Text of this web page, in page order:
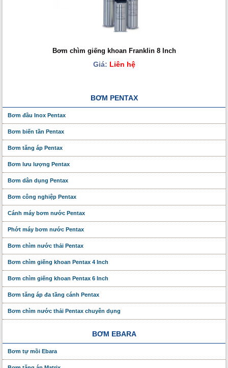
Bơm chìm giếng khoan Franklin 8 Inch
Giá: Liên hệ
BƠM PENTAX
Bơm đầu Inox Pentax
Bơm biến tần Pentax
Bơm tăng áp Pentax
Bơm lưu lượng Pentax
Bơm dân dụng Pentax
Bơm công nghiệp Pentax
Cánh máy bơm nước Pentax
Phớt máy bơm nước Pentax
Bơm chìm nước thải Pentax
Bơm chìm giếng khoan Pentax 4 Inch
Bơm chìm giếng khoan Pentax 6 Inch
Bơm tăng áp đa tầng cánh Pentax
Bơm chìm nước thải Pentax chuyên dụng
BƠM EBARA
Bơm tự mồi Ebara